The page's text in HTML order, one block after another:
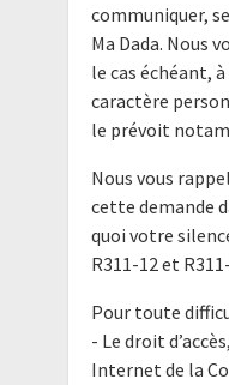
communiquer,
Ma Dada. Nous
le cas échéant,
caractère
le prévoit
Nous vous
cette demande
quoi votre
R311-12 et
Pour toute
- Le droit
Internet de la